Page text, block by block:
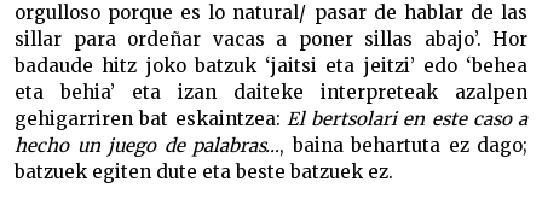
orgulloso porque es lo natural/ pasar de hablar de las
sillar para ordeñar vacas a poner sillas abajo’. Hor
badaude hitz joko batzuk ‘jaitsi eta jeitzi’ edo ‘behea
eta behia’ eta izan daiteke interpreteak azalpen
gehigarriren bat eskaintzea: El bertsolari en este caso a
hecho un juego de palabras…, baina behartuta ez dago;
batzuek egiten dute eta beste batzuek ez.